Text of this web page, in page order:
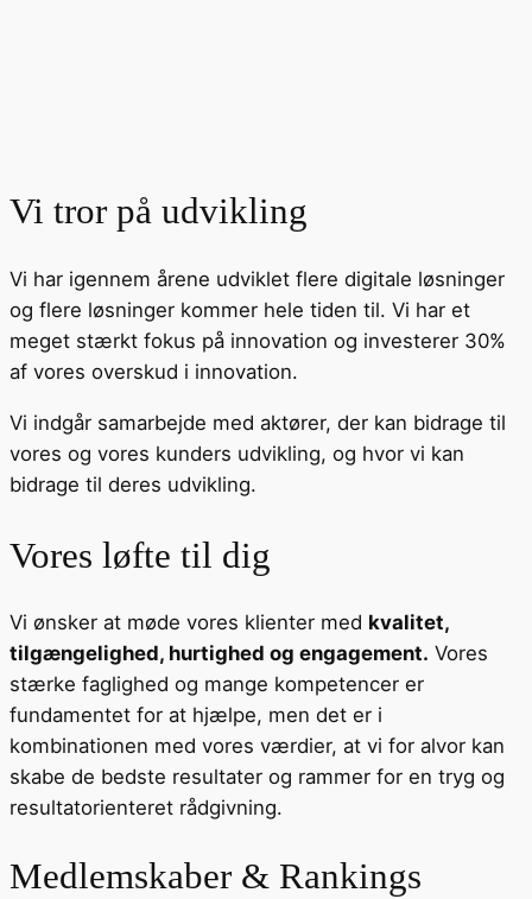
Vi tror på udvikling
Vi har igennem årene udviklet flere digitale løsninger
og flere løsninger kommer hele tiden til. Vi har et
meget stærkt fokus på innovation og investerer 30%
af vores overskud i innovation.
Vi indgår samarbejde med aktører, der kan bidrage til
vores og vores kunders udvikling, og hvor vi kan
bidrage til deres udvikling.
Vores løfte til dig
Vi ønsker at møde vores klienter med kvalitet,
tilgængelighed, hurtighed og engagement. Vores
stærke faglighed og mange kompetencer er
fundamentet for at hjælpe, men det er i
kombinationen med vores værdier, at vi for alvor kan
skabe de bedste resultater og rammer for en tryg og
resultatorienteret rådgivning.
Medlemskaber & Rankings